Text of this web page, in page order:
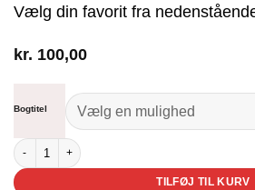
Vælg din favorit fra
kr. 100,00
Bogtitel
Tweenies antal
TILFØJ TIL KURV